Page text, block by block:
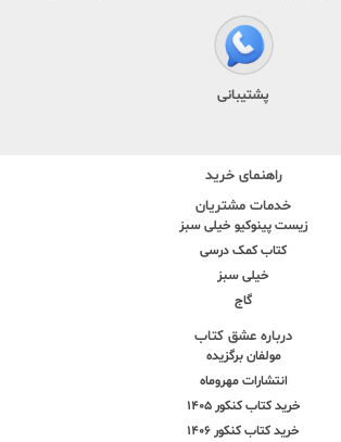
پشتیبانی
راهنمای خرید
خدمات مشتریان
زیست پینوکیو خیلی سبز
کتاب کمک درسی
خیلی سبز
گاج
درباره عشق کتاب
مولفان برگزیده
انتشارات مهروماه
خرید کتاب کنکور 1405
خرید کتاب کنکور 1406